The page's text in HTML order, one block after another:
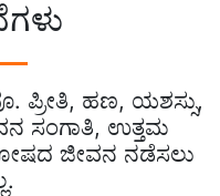
ಪ್ರೀತಿ, ಹಣ, ಯಶಸ್ಸು,
ಸಂಗಾತಿ, ಉತ್ತಮ
ಜೀವನ ನಡೆಸಲು